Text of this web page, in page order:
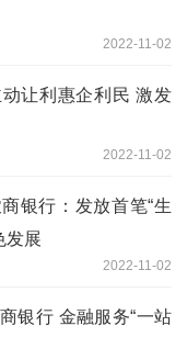
2022-11-02
让利惠企利民 激发
2022-11-02
银行：发放首笔“生
发展
2022-11-02
银行 金融服务“一站